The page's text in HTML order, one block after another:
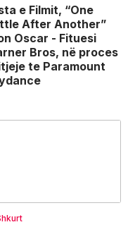
e Filmit, “One
After Another”
Oscar - Fituesi
Bros, në proces
te Paramount